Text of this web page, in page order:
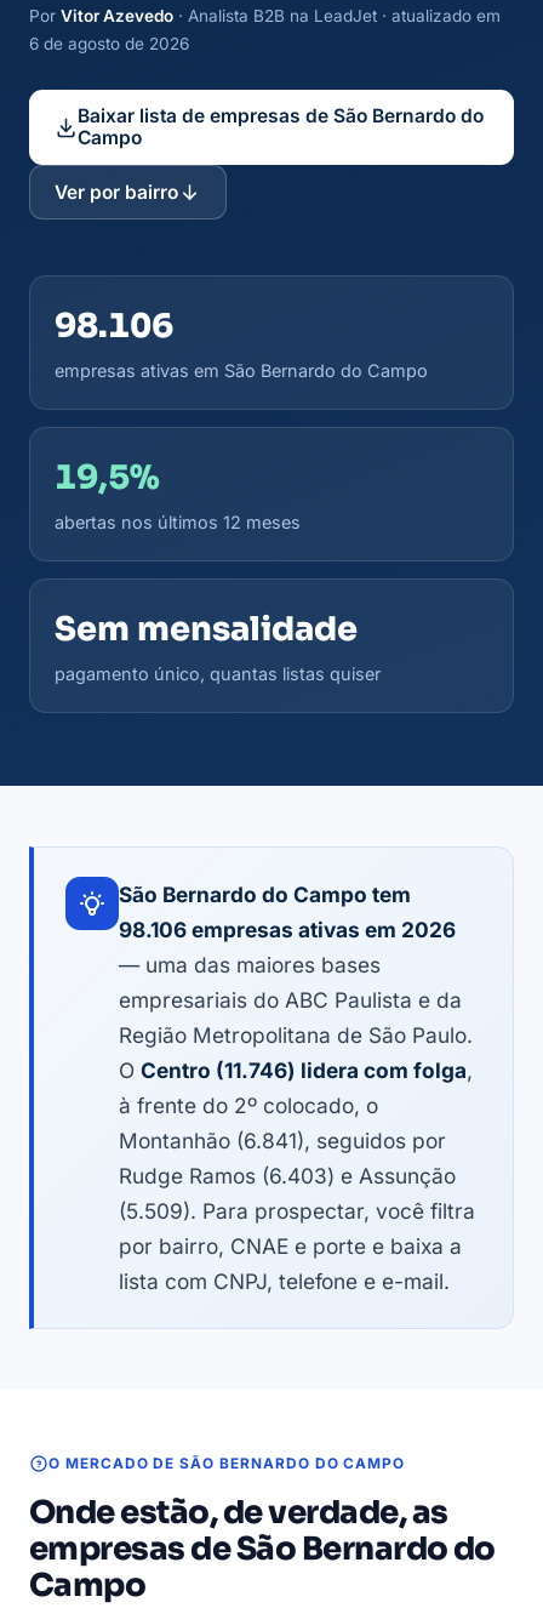
Por Vitor Azevedo · Analista B2B na LeadJet · atualizado em
6 de agosto de 2026
Baixar lista de empresas de São Bernardo do
Campo
Ver por bairro
98.106
empresas ativas em São Bernardo do Campo
19,5%
abertas nos últimos 12 meses
Sem mensalidade
pagamento único, quantas listas quiser
São Bernardo do Campo tem
98.106 empresas ativas em 2026
— uma das maiores bases
empresariais do ABC Paulista e da
Região Metropolitana de São Paulo.
O Centro (11.746) lidera com folga,
à frente do 2º colocado, o
Montanhão (6.841), seguidos por
Rudge Ramos (6.403) e Assunção
(5.509). Para prospectar, você filtra
por bairro, CNAE e porte e baixa a
lista com CNPJ, telefone e e-mail.
O MERCADO DE SÃO BERNARDO DO CAMPO
Onde estão, de verdade, as
empresas de São Bernardo do
Campo